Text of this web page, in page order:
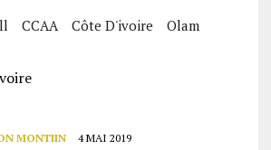
CCAA Côte D'ivoire
Olam
MONTIIN 4 MAI 2019